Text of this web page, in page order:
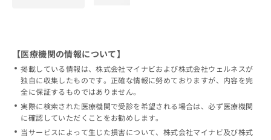
【医療機関の情報について】
掲載している情報は、株式会社マイナビおよび株式会社ウェルネスが
独自に収集したものです。正確な情報に努めておりますが、内容を完
全に保証するものではありません。
実際に検索された医療機関で受診を希望される場合は、必ず医療機関
に確認していただくことをお勧めします。
当サービスによって生じた損害について、株式会社マイナビ及び株式